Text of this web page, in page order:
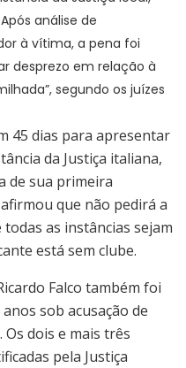
análise de
à vítima, a pena foi
desprezo em relação à
segundo os juízes
45 dias para apresentar
da Justiça italiana,
de sua primeira
que não pedirá a
as instâncias sejam
está sem clube.
Falco também foi
sob acusação de
dois e mais três
pela Justiça